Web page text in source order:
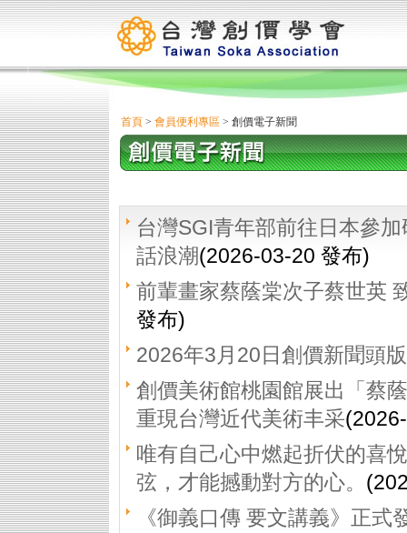
首頁> 會員便利專區 > 創價電子新聞
台灣SGI青年部前往日本參
話浪潮(2026-03-20 發布)
前輩畫家蔡蔭棠次子蔡世英
發布)
2026年3月20日創價新聞頭版
創價美術館桃園館展出「蔡
重現台灣近代美術丰采
唯有自己心中燃起折伏的喜
弦，才能撼動對方的心。
《御義口傳 要文講義》正